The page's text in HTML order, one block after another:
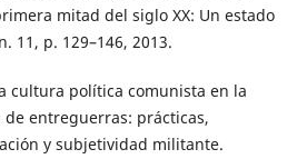
mitad del siglo XX: Un estado
11, p. 129–146, 2013.
cultura política comunista en la
entreguerras: prácticas,
y subjetividad militante.